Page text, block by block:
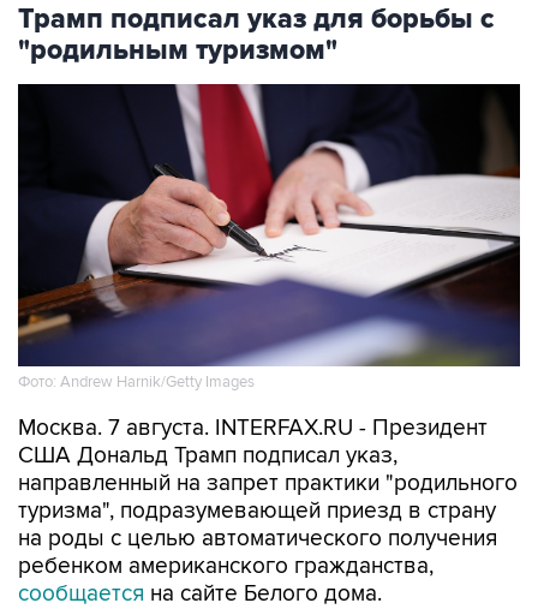
Трамп подписал указ для борьбы с
"родильным туризмом"
Фото: Andrew Harnik/Getty Images
Москва. 7 августа. INTERFAX.RU - Президент
США Дональд Трамп подписал указ,
направленный на запрет практики "родильного
туризма", подразумевающей приезд в страну
на роды с целью автоматического получения
ребенком американского гражданства,
сообщается на сайте Белого дома.